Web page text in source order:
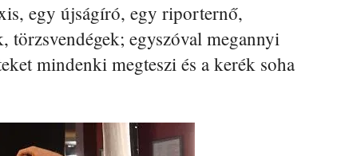
egy újságíró, egy riporternő,
egyszóval megannyi
mindenki megteszi és a kerék soha